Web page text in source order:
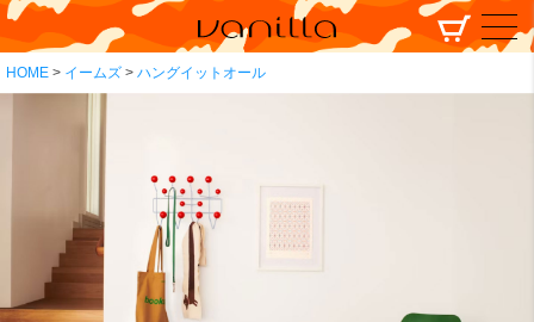
HOME イームズ ハングイットオール